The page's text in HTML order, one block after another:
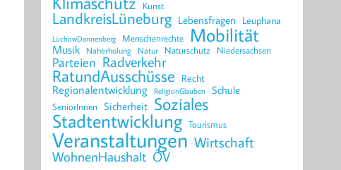
Kunst
LandkreisLüneburg Lebensfragen Leuphana
LüchowDannenberg Menschenrechte Mobilität
Musik Naherholung Natur Naturschutz Niedersachsen
Parteien Radverkehr
RatundAusschüsse Recht
Regionalentwicklung ReligionGlauben Schule
SeniorInnen Sicherheit Soziales
Stadtentwicklung Tourismus
Veranstaltungen Wirtschaft
WohnenHaushalt ÖV